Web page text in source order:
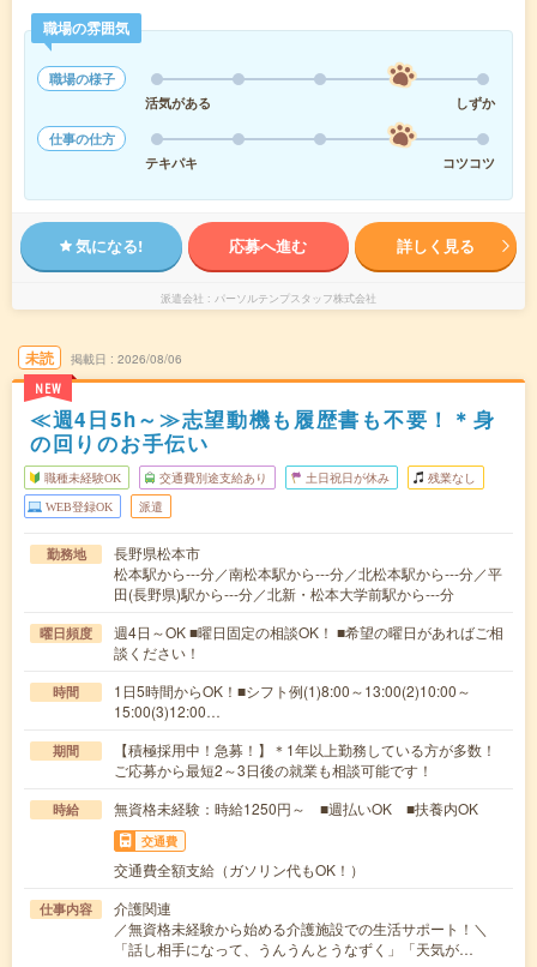
職場の雰囲気
職場の様子
活気がある
しずか
仕事の仕方
テキパキ
コツコツ
気になる! 応募へ進む 詳しく見る
派遣会社 パーソルテンプスタッフ株式会社
未読
NEW
掲載日 2026/08/06
≪週4日5h～≫志望動機も履歴書も不要！＊身
の回りのお手伝い
職種未経験OK 交通費別途支給あり 土日祝日が休み 残業なし
WEB登録OK 派遣
勤務地
長野県松本市
松本駅から---分／南松本駅から---分／北松本駅から---分／平
田(長野県)駅から---分／北新・松本大学前駅から---分
曜日頻度
週4日～OK ■曜日固定の相談OK！ ■希望の曜日があればご相
談ください！
時間
1日5時間からOK！■シフト例(1)8:00～13:00(2)10:00～
15:00(3)12:00…
期間
【積極採用中！急募！】＊1年以上勤務している方が多数！
ご応募から最短2～3日後の就業も相談可能です！
時給 無資格未経験：時給1250円～ ■週払いOK ■扶養内OK
交通費
交通費全額支給（ガソリン代もOK！）
仕事内容
介護関連
／無資格未経験から始める介護施設での生活サポート！＼
「話し相手になって、うんうんとうなずく」「天気が…